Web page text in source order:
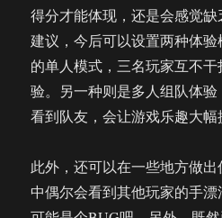
得分才能体现，还是会感觉
建议，今后可以设置两种体
的单人模式，三名玩家互不
验。另一种则是多人组队体
看到队友，会让游戏乐趣大幅
此外，还可以在一些地方做
中偶尔会看到其他玩家的手漂